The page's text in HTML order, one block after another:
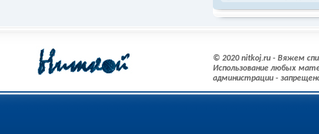
© 2020 nitkoj.ru - Вяжем
Использование любых
администрации -